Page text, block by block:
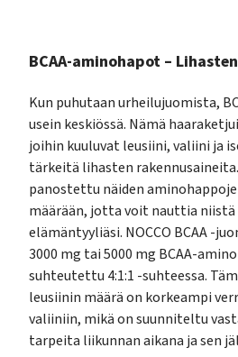
BCAA-aminohapot –
Kun puhutaan urheilujuomista,
usein keskiössä. Nämä
joihin kuuluvat leusiini, valiini ja
tärkeitä lihasten
panostettu näiden
määrään, jotta voit nauttia niistä
elämäntyyliäsi. NOCCO BCAA -
3000 mg tai 5000 mg BCAA-
suhteutettu 4:1:1 -suhteessa.
leusiinin määrä on korkeampi
valiiniin, mikä on suunniteltu
tarpeita liikunnan aikana ja sen